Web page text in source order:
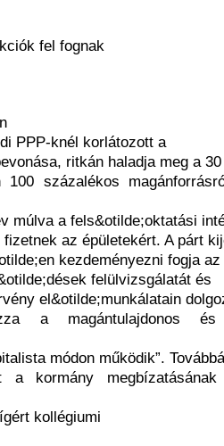
fel fognak
PPP-knél korlátozott a
ritkán haladja meg a
100 százalékos
múlva a fels&otilde;oktatási
az épületekért. A párt
kezdeményezni fogja az
felülvizsgálatát és
el&otilde;munkálatain
a magántulajdonos
módon működik”.
a kormány
kollégiumi